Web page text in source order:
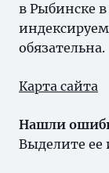
в Рыбинске в
обязательна.
Карта сайта
Нашли
Выделите